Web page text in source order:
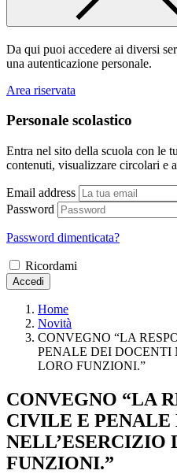
Da qui puoi accedere ai diversi
una autenticazione personale.
Area riservata
Personale scolastico
Entra nel sito della scuola con le
contenuti, visualizzare circolari e
Email address
Password
Password dimenticata?
Ricordami
Accedi
Home
Novità
CONVEGNO “LA
PENALE DEI DOCENTI
LORO FUNZIONI.”
CONVEGNO “LA
CIVILE E PENALE
NELL’ESERCIZIO
FUNZIONI.”